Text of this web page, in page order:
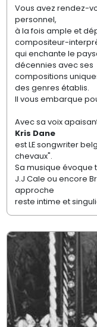
Vous avez rendez-
personnel,
à la fois ample et
compositeur-
qui enchante le
décennies avec ses
compositions
des genres établis.
Il vous embarque
Avec sa voix
Kris Dane
est LE songwriter
chevaux".
Sa musique évoque
J.J Cale ou encore
approche
reste intime et